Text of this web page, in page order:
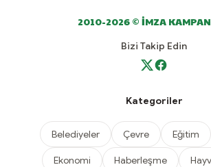
2010-2026 © İMZA
Bizi Takip Edin
Kategoriler
Belediyeler Çevre Eğitim
Ekonomi Haberleşme